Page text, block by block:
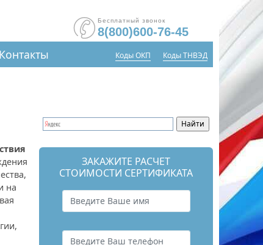
Бесплатный звонок
8(800)600-76-45
Контакты Коды ОКП Коды ТНВЭД
на
ЗАКАЖИТЕ РАСЧЕТ
СТОИМОСТИ СЕРТИФИКАТА